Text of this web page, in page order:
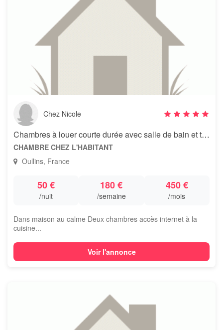
Chez Nicole
Chambres à louer courte durée avec salle de bain et toilettes prives
CHAMBRE CHEZ L'HABITANT
Oullins, France
50 €
/nuit
180 €
/semaine
450 €
/mois
Dans maison au calme Deux chambres accès internet à la
cuisine...
Voir l'annonce